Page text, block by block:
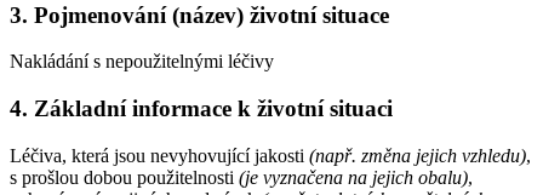
3. Pojmenování (název) životní situace
Nakládání s nepoužitelnými léčivy
4. Základní informace k životní situaci
Léčiva, která jsou nevyhovující jakosti (např. změna jejich vzhledu),
s prošlou dobou použitelnosti (je vyznačena na jejich obalu),